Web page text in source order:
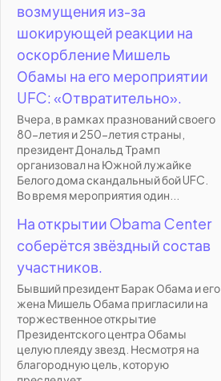
возмущения из-за
шокирующей реакции на
оскорбление Мишель
Обамы на его мероприятии
UFC: «Отвратительно».
Вчера, в рамках празнований своего
80-летия и 250-летия страны,
президент Дональд Трамп
организовал на Южной лужайке
Белого дома скандальный бой UFC.
Во время мероприятия один...
На открытии Obama Center
соберётся звёздный состав
участников.
Бывший президент Барак Обама и его
жена Мишель Обама пригласили на
торжественное открытие
Президентского центра Обамы
целую плеяду звезд. Несмотря на
благородную цель, которую